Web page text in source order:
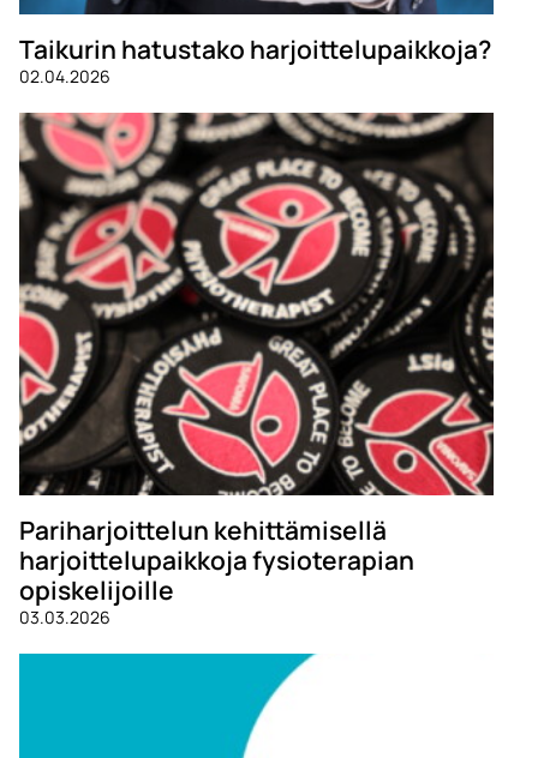
Taikurin hatustako harjoittelupaikkoja?
02.04.2026
Pariharjoittelun kehittämisellä
harjoittelupaikkoja fysioterapian
opiskelijoille
03.03.2026